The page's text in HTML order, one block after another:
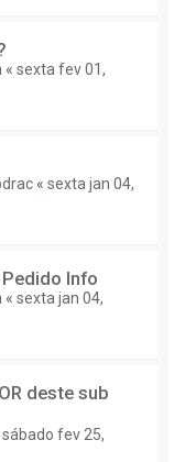
« sexta fev 01,
« sexta jan 04,
Info
« sexta jan 04,
deste sub
sábado fev 25,